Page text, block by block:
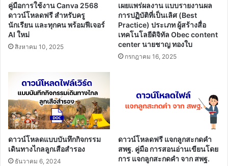
คู่มือการใช้งาน Canva 2568
ดาวน์โหลดฟรี สำหรับครู
นักเรียน และทุกคน พร้อมฟีเจอร์
AI ใหม่
สิงหาคม 10, 2025
เผยแพร่ผลงาน แบบรายงานผล
การปฏิบัติที่เป็นเลิศ (Best
Practice) ประเภท ผู้สร้างสื่อ
เทคโนโลยีดิจิทัล Obec content
center นายชาญ ทองใบ
กรกฎาคม 16, 2025
ดาวน์โหลดแบบบันทึกกิจกรรม
เดินทางไกลลูกเสือสำรอง
ธันวาคม 6, 2024
ดาวน์โหลดฟรี แจกลูกสะกดคำ
สพฐ. คู่มือ การสอนอ่านเขียนโดย
การ แจกลูกสะกดคำ จาก สพฐ.